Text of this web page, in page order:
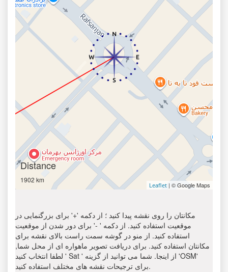
Distance
1902 km
Leaflet | © Google Maps
مکانتان را روی نقشه پیدا کنید ؛ از دکمه '+' برای بزرگنمایی در
موقعیت استفاده کنید. از دکمه ' -' برای دور شدن از موقعیت
استفاده کنید. از منو در گوشه سمت راست بالای نقشه برای
مکانتان استفاده کنید. برای دریافت تصویر ماهواره ای از محل شما,
لطفا انتخاب کنید ' Sat ' از اینجا. شما می توانید از گزینه 'OSM'
برای ترجیحات نقشه های مختلف استفاده کنید.